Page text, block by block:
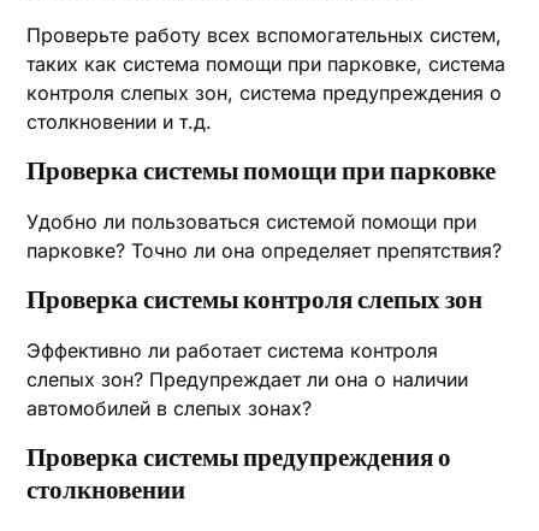
Проверьте работу всех вспомогательных систем,
таких как система помощи при парковке, система
контроля слепых зон, система предупреждения о
столкновении и т.д.
Проверка системы помощи при парковке
Удобно ли пользоваться системой помощи при
парковке? Точно ли она определяет препятствия?
Проверка системы контроля слепых зон
Эффективно ли работает система контроля
слепых зон? Предупреждает ли она о наличии
автомобилей в слепых зонах?
Проверка системы предупреждения о
столкновении